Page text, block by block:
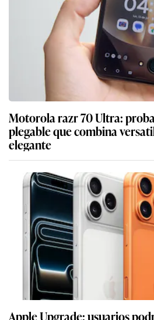
Motorola razr 70 Ultra:
plegable que combina
elegante
Apple Upgrade: usuarios